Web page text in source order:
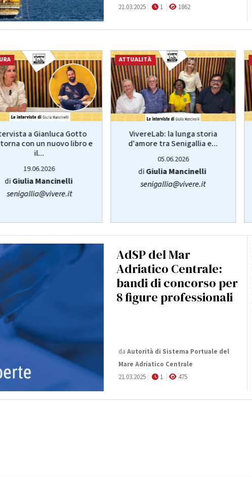
21.03.2025
1 1862
a Gianluca Gotto
con un nuovo libro e
il...
19.06.2026
diGiulia Mancinelli
senigallia@vivere.it
ATTUALITÀ
VivereLab: la lunga storia
d'amore tra Senigallia e...
05.06.2026
diGiulia Mancinelli
senigallia@vivere.it
AdSP del Mar
Adriatico Centrale:
bandi di concorso per
8 figure professionali
da Autorità di Sistema Portuale del
Mare Adriatico Centrale
21.03.2025
1 475